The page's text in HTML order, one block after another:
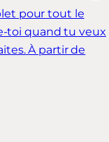
pour tout le
toi quand tu veux
À partir de